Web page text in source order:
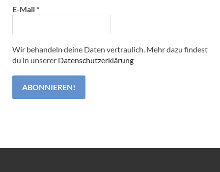
E-Mail*
Wir behandeln deine Daten vertraulich. Mehr dazu findest
du in unserer Datenschutzerklärung